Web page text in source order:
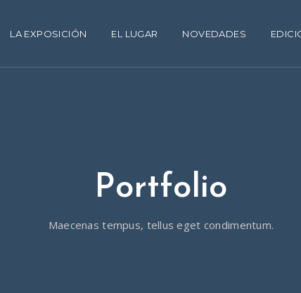
LA EXPOSICIÓN EL LUGAR NOVEDADES
Portfolio
Maecenas tempus, tellus eget condimentum.